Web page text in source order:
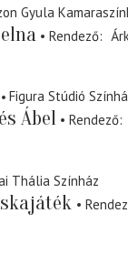
Gyula
Rendező
Figura Stúdió
Ábel Rendező
Thália Színház